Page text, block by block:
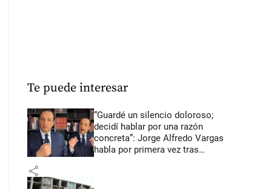
Te puede interesar
“Guardé un silencio doloroso;
decidí hablar por una razón
concreta”: Jorge Alfredo Vargas
habla por primera vez tras
share